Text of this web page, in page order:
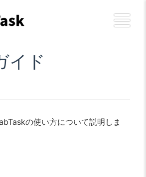
イド
の使い方について説明しま